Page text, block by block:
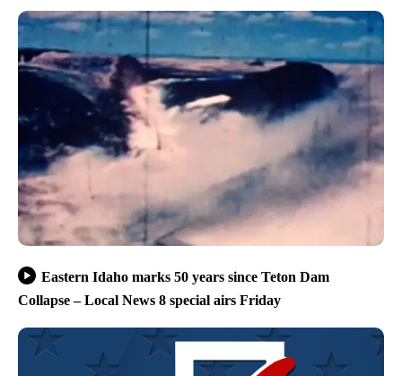
Eastern Idaho marks 50 years since Teton Dam
Collapse – Local News 8 special airs Friday